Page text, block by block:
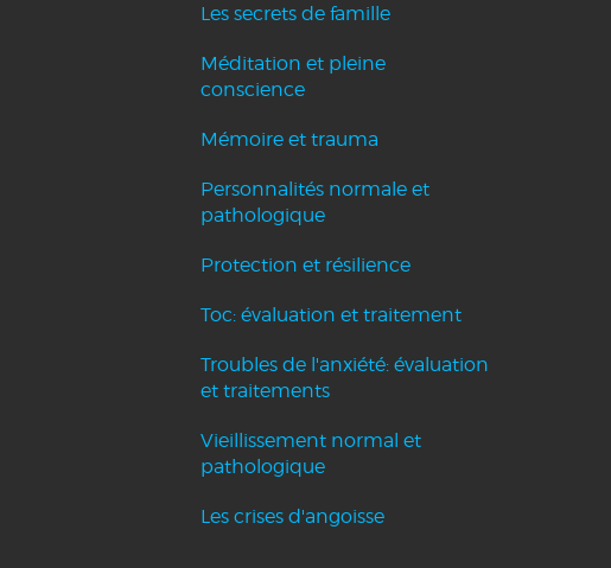
Les secrets de famille
Méditation et pleine
conscience
Mémoire et trauma
Personnalités normale et
pathologique
Protection et résilience
Toc: évaluation et traitement
Troubles de l'anxiété: évaluation
et traitements
Vieillissement normal et
pathologique
Les crises d'angoisse